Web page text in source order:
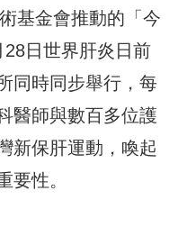
基金會推動的「今
日世界肝炎日前
同時同步舉行，每
醫師與數百多位護
新保肝運動，喚起
要性。